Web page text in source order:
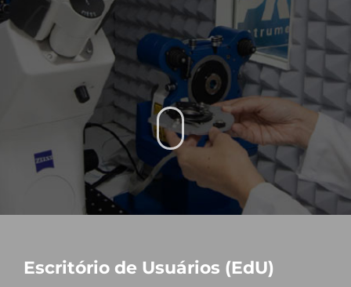
Escritório de Usuários (EdU)